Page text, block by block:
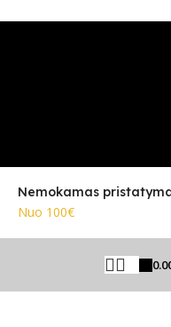
Nemokamas
Nuo 100€